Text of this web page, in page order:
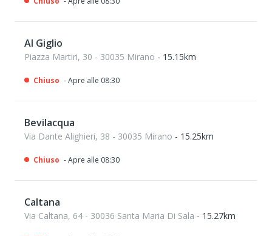
Al Giglio
Piazza Martiri, 30 - 30035 Mirano - 15.15km
Chiuso - Apre alle 08:30
Bevilacqua
Via Dante Alighieri, 38 - 30035 Mirano - 15.25km
Chiuso - Apre alle 08:30
Caltana
Via Caltana, 64 - 30036 Santa Maria Di Sala - 15.27km